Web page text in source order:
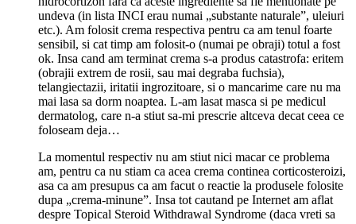
undeva (in lista INCI erau numai „substante naturale”, uleiuri
etc.). Am folosit crema respectiva pentru ca am tenul foarte
sensibil, si cat timp am folosit-o (numai pe obraji) totul a fost
ok. Insa cand am terminat crema s-a produs catastrofa: eritem
(obrajii extrem de rosii, sau mai degraba fuchsia),
telangiectazii, iritatii ingrozitoare, si o mancarime care nu ma
mai lasa sa dorm noaptea. L-am lasat masca si pe medicul
dermatolog, care n-a stiut sa-mi prescrie altceva decat ceea ce
foloseam deja…
La momentul respectiv nu am stiut nici macar ce problema
am, pentru ca nu stiam ca acea crema continea corticosteroizi,
asa ca am presupus ca am facut o reactie la produsele folosite
dupa „crema-minune”. Insa tot cautand pe Internet am aflat
despre Topical Steroid Withdrawal Syndrome (daca vreti sa